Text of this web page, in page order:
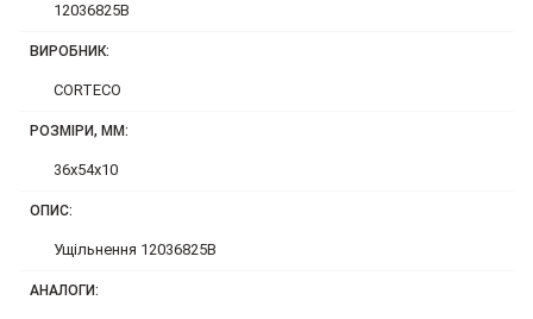
12036825B
ВИРОБНИК:
CORTECO
РОЗМІРИ, ММ:
36x54x10
ОПИС:
Ущільнення 12036825B
АНАЛОГИ: